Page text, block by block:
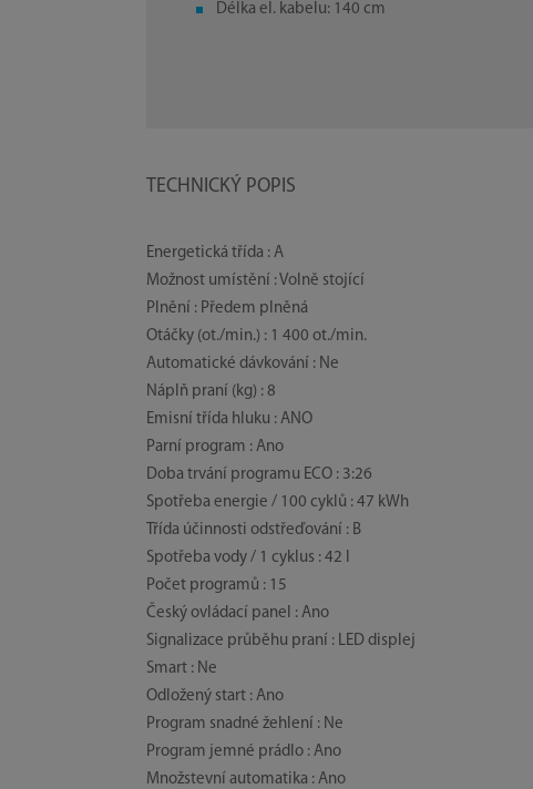
Délka el. kabelu: 140 cm
TECHNICKÝ POPIS
Energetická třída : A
Možnost umístění : Volně stojící
Plnění : Předem plněná
Otáčky (ot./min.) : 1 400 ot./min.
Automatické dávkování : Ne
Náplň praní (kg) : 8
Emisní třída hluku : ANO
Parní program : Ano
Doba trvání programu ECO : 3:26
Spotřeba energie / 100 cyklů : 47 kWh
Třída účinnosti odstřeďování : B
Spotřeba vody / 1 cyklus : 42 l
Počet programů : 15
Český ovládací panel : Ano
Signalizace průběhu praní : LED displej
Smart : Ne
Odložený start : Ano
Program snadné žehlení : Ne
Program jemné prádlo : Ano
Množstevní automatika : Ano